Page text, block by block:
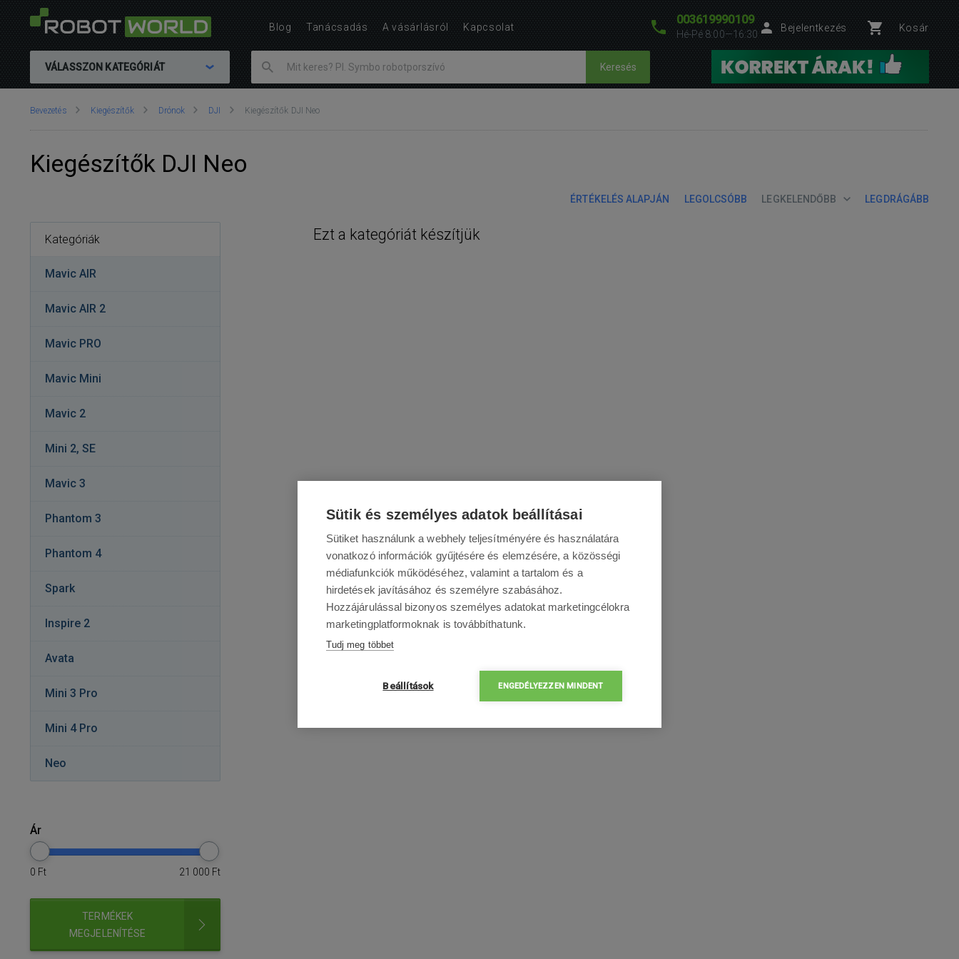
003619990109
Hé-Pé 8:00—16:30
Bejelentkezés Kosár
VÁLASSZON KATEGÓRIÁT Keresés
Ön
Bevezetés Kiegészítők Drónok DJI Kiegészítők DJI Neo
Kiegészítők DJI Neo
ÉRTÉKELÉS ALAPJÁN LEGOLCSÓBB LEGKELENDŐBB LEGDRÁGÁBB
Ezt a kategóriát készítjük
Kategóriák
Mavic AIR
Mavic AIR 2
Mavic PRO
Mavic Mini
Mavic 2
Mini 2, SE
Mavic 3
Phantom 3
Phantom 4
Spark
Inspire 2
Avata
Mini 3 Pro
Mini 4 Pro
Neo
Ár
0 Ft 21 000 Ft
TERMÉKEK
MEGJELENÍTÉSE
Blog Tanácsadás A vásárlásról Kapcsolat
Sütik és személyes adatok beállításai
Sütiket használunk a webhely teljesítményére és használatára
vonatkozó információk gyűjtésére és elemzésére, a közösségi
médiafunkciók működéséhez, valamint a tartalom és a
hirdetések javításához és személyre szabásához.
Hozzájárulással bizonyos személyes adatokat marketingcélokra
marketingplatformoknak is továbbíthatunk.
Tudj meg többet
Beállítások ENGEDÉLYEZZEN MINDENT